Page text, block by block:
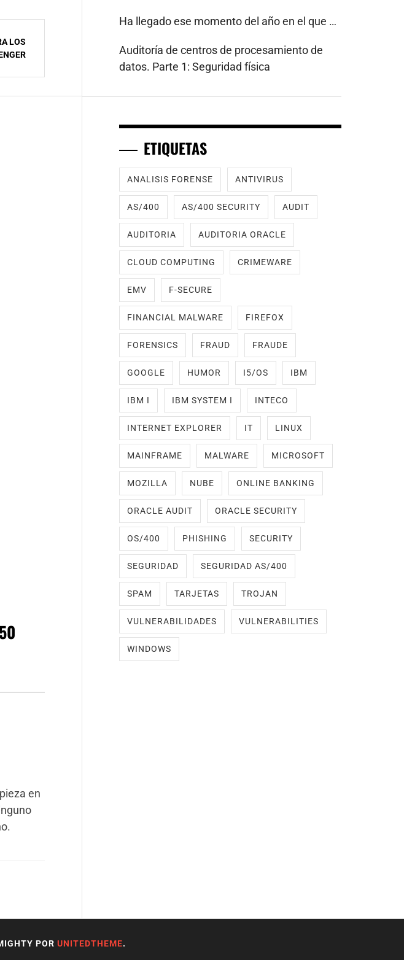
LOS
en
Ha llegado ese momento del año en el que …
Auditoría de centros de procesamiento de
datos. Parte 1: Seguridad física
ETIQUETAS
ANALISIS FORENSE ANTIVIRUS
AS/400 AS/400 SECURITY AUDIT
AUDITORIA AUDITORIA ORACLE
CLOUD COMPUTING CRIMEWARE
EMV F-SECURE
FINANCIAL MALWARE FIREFOX
FORENSICS FRAUD FRAUDE
GOOGLE HUMOR I5/OS IBM
IBM I IBM SYSTEM I INTECO
INTERNET EXPLORER IT LINUX
MAINFRAME MALWARE MICROSOFT
MOZILLA NUBE ONLINE BANKING
ORACLE AUDIT ORACLE SECURITY
OS/400 PHISHING SECURITY
SEGURIDAD SEGURIDAD AS/400
SPAM TARJETAS TROJAN
VULNERABILIDADES VULNERABILITIES
WINDOWS
POR UNITEDTHEME.